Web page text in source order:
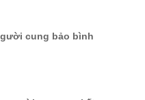
cung bảo bình